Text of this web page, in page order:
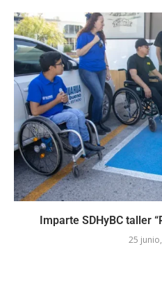
Imparte SDHyBC taller
25